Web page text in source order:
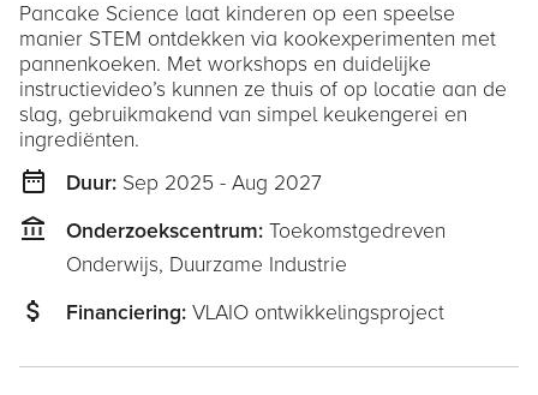
Pancake Science laat kinderen op een speelse
manier STEM ontdekken via kookexperimenten met
pannenkoeken. Met workshops en duidelijke
instructievideo’s kunnen ze thuis of op locatie aan de
slag, gebruikmakend van simpel keukengerei en
ingrediënten.
date_range Duur: Sep 2025 - Aug 2027
account_balance Onderzoekscentrum: Toekomstgedreven
Onderwijs, Duurzame Industrie
attach_money Financiering: VLAIO ontwikkelingsproject